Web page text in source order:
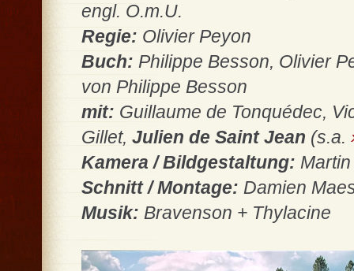
engl. O.m.U.
Regie: Olivier Peyon
Buch: Philippe Besson, Olivier
von Philippe Besson
mit: Guillaume de Tonquédec,
Gillet, Julien de Saint Jean (s.a.
Kamera / Bildgestaltung:
Schnitt / Montage: Damien
Musik: Bravenson + Thylacine